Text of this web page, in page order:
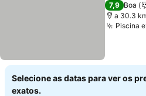
7,9 Boa
a 30.3
Piscina
Selecione as datas para ver os
exatos.